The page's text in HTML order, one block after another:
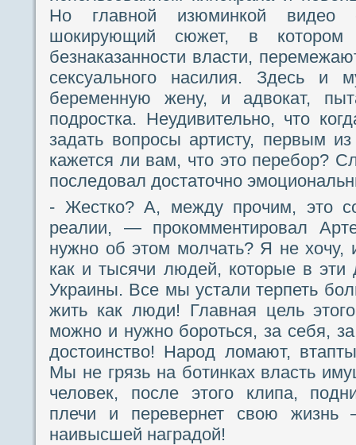
Но главной изюминкой видео
шокирующий сюжет, в котором
безнаказанности власти,
сексуального насилия. Здесь и
беременную жену, и адвокат,
подростка. Неудивительно, что
задать вопросы артисту, первым
кажется ли вам, что это перебор?
последовал достаточно
- Жестко? А, между прочим, это
реалии, — прокомментировал
нужно об этом молчать? Я не хочу,
как и тысячи людей, которые в
Украины. Все мы устали терпеть
жить как люди! Главная цель
можно и нужно бороться, за себя,
достоинство! Народ ломают,
Мы не грязь на ботинках власть
человек, после этого клипа,
плечи и перевернет свою
наивысшей наградой!